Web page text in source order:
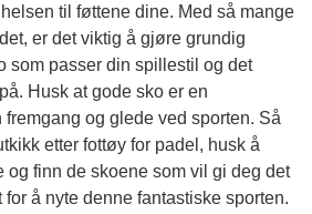
til føttene dine. Med så mange
er det viktig å gjøre grundig
som passer din spillestil og det
Husk at gode sko er en
og glede ved sporten. Så
etter fottøy for padel, husk å
og finn de skoene som vil gi deg det
for å nyte denne fantastiske sporten.